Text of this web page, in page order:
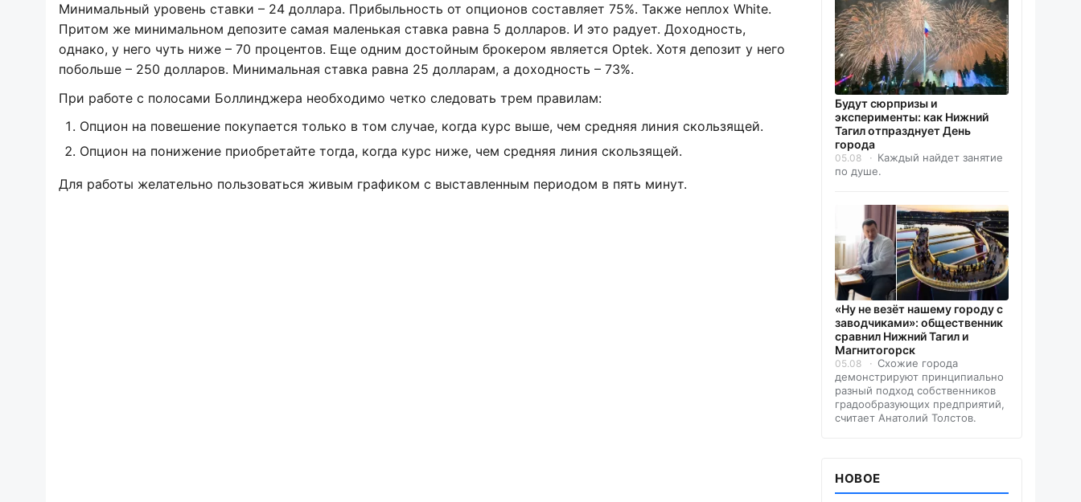
Минимальный уровень ставки – 24 доллара. Прибыльность от опционов составляет 75%. Также неплох White.
Притом же минимальном депозите самая маленькая ставка равна 5 долларов. И это радует. Доходность,
однако, у него чуть ниже – 70 процентов. Еще одним достойным брокером является Optek. Хотя депозит у него
побольше – 250 долларов. Минимальная ставка равна 25 долларам, а доходность – 73%.
При работе с полосами Боллинджера необходимо четко следовать трем правилам:
Опцион на повешение покупается только в том случае, когда курс выше, чем средняя линия скользящей.
Опцион на понижение приобретайте тогда, когда курс ниже, чем средняя линия скользящей.
Для работы желательно пользоваться живым графиком с выставленным периодом в пять минут.
Будут сюрпризы и
эксперименты: как Нижний
Тагил отпразднует День
города
05.08
Каждый найдет занятие
по душе.
«Ну не везёт нашему городу с
заводчиками»: общественник
сравнил Нижний Тагил и
Магнитогорск
05.08
Схожие города
демонстрируют принципиально
разный подход собственников
градообразующих предприятий,
считает Анатолий Толстов.
НОВОЕ